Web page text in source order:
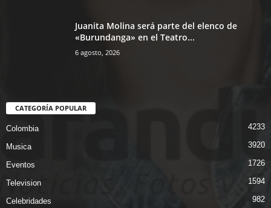
Juanita Molina será parte del elenco de
«Burundanga» en el Teatro...
6 agosto, 2026
CATEGORÍA POPULAR
Colombia 4233
Musica 3920
Eventos 1726
Television 1594
Celebridades 982